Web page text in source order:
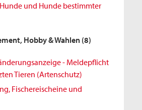
und Hunde bestimmter
Hobby & Wahlen (8)
- Meldepflicht
Tieren (Artenschutz)
Fischereischeine und